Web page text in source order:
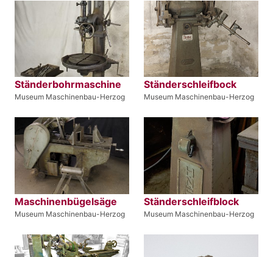
Ständerbohrmaschine
Museum Maschinenbau-Herzog
Ständerschleifbock
Museum Maschinenbau-Herzog
Maschinenbügelsäge
Museum Maschinenbau-Herzog
Ständerschleifblock
Museum Maschinenbau-Herzog